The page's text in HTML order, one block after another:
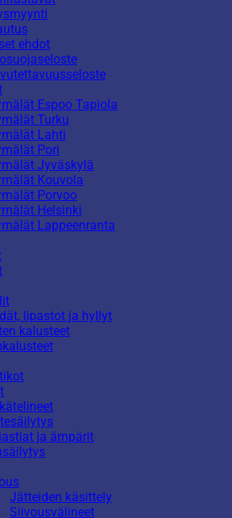
ehdot
Espoo Tapiola
Turku
Lahti
Pori
Jyväskylä
Kouvola
Porvoo
Helsinki
Lappeenranta
lipastot ja hyllyt
kalusteet
ja ämpärit
Jätteiden käsittely
Siivousvälineet